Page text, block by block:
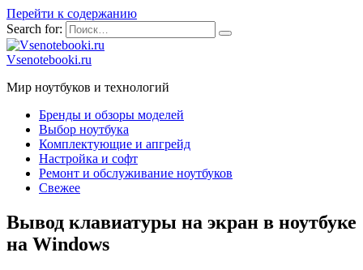
Перейти к содержанию
Search for:
Vsenotebooki.ru
Мир ноутбуков и технологий
Бренды и обзоры моделей
Выбор ноутбука
Комплектующие и апгрейд
Настройка и софт
Ремонт и обслуживание ноутбуков
Свежее
Вывод клавиатуры на экран в ноутбуке
на Windows